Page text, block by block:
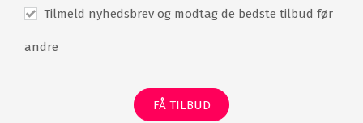
Tilmeld nyhedsbrev og modtag de bedste tilbud før
andre
FÅ TILBUD